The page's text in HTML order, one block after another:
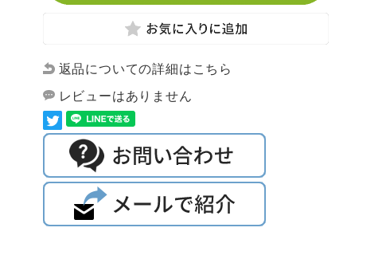
返品についての詳細はこちら
レビューはありません